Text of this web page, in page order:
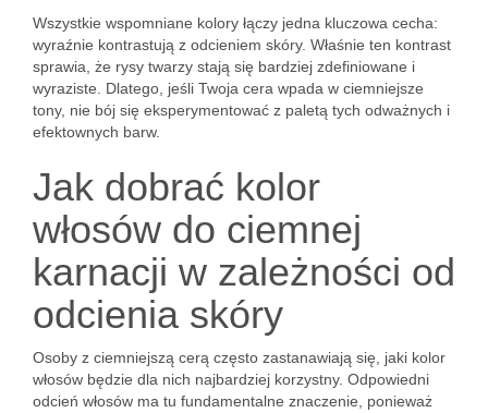
Wszystkie wspomniane kolory łączy jedna kluczowa cecha:
wyraźnie kontrastują z odcieniem skóry. Właśnie ten kontrast
sprawia, że rysy twarzy stają się bardziej zdefiniowane i
wyraziste. Dlatego, jeśli Twoja cera wpada w ciemniejsze
tony, nie bój się eksperymentować z paletą tych odważnych i
efektownych barw.
Jak dobrać kolor
włosów do ciemnej
karnacji w zależności od
odcienia skóry
Osoby z ciemniejszą cerą często zastanawiają się, jaki kolor
włosów będzie dla nich najbardziej korzystny. Odpowiedni
odcień włosów ma tu fundamentalne znaczenie, ponieważ